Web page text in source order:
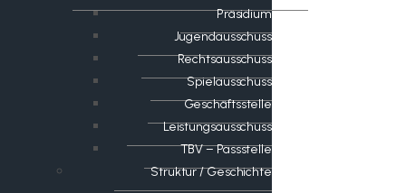
Präsidium
Jugendausschuss
Rechtsausschuss
Spielausschuss
Geschäftsstelle
Leistungsausschuss
TBV – Passstelle
Struktur / Geschichte